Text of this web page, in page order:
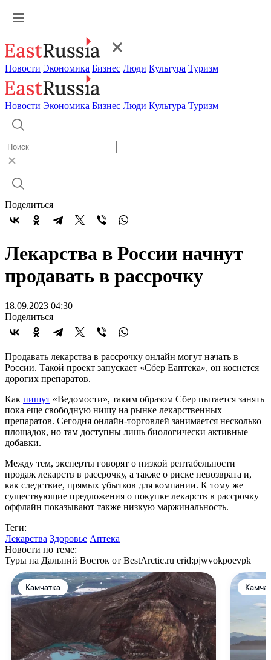
Новости Экономика Бизнес Люди Культура Туризм
Новости Экономика Бизнес Люди Культура Туризм
Поделиться
Лекарства в России начнут
продавать в рассрочку
18.09.2023 04:30
Поделиться
Продавать лекарства в рассрочку онлайн могут начать в
России. Такой проект запускает «Сбер Еаптека», он коснется
дорогих препаратов.
Как пишут «Ведомости», таким образом Сбер пытается занять
пока еще свободную нишу на рынке лекарственных
препаратов. Сегодня онлайн-торговлей занимается несколько
площадок, но там доступны лишь биологически активные
добавки.
Между тем, эксперты говорят о низкой рентабельности
продаж лекарств в рассрочку, а также о риске невозврата и,
как следствие, прямых убытков для компании. К тому же
существующие предложения о покупке лекарств в рассрочку
оффлайн показывают также низкую маржинальность.
Теги:
Лекарства Здоровье Аптека
Новости по теме:
Туры на Дальний Восток от BestArctic.ru erid:pjwvokpoevpk